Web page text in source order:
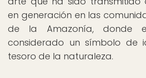
en generación en las
de la Amazonía, donde
considerado un símbolo de
tesoro de la naturaleza.